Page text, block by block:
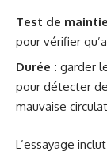
Test de
pour vérifier
Durée : garder
pour détecter
mauvaise
L’essayage